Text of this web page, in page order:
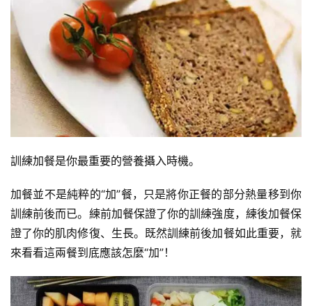
訓練加餐是你最重要的營養攝入時機。
加餐並不是純粹的“加”餐，只是將你正餐的部分熱量移到你
訓練前後而已。練前加餐保證了你的訓練強度，練後加餐保
證了你的肌肉修復、生長。既然訓練前後加餐如此重要，就
來看看這兩餐到底應該怎麼“加”！